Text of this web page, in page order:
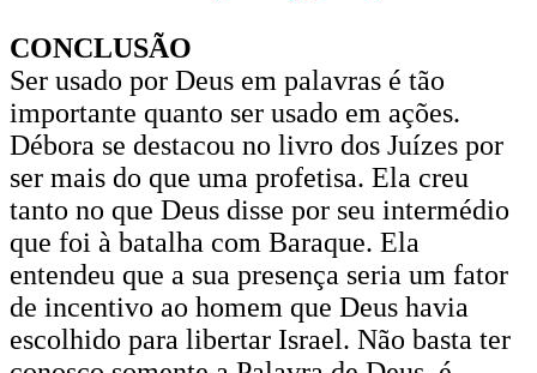
CONCLUSÃO
Ser usado por Deus em palavras é tão
importante quanto ser usado em ações.
Débora se destacou no livro dos Juízes por
ser mais do que uma profetisa. Ela creu
tanto no que Deus disse por seu intermédio
que foi à batalha com Baraque. Ela
entendeu que a sua presença seria um fator
de incentivo ao homem que Deus havia
escolhido para libertar Israel. Não basta ter